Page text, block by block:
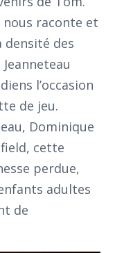
nous raconte et
densité des
l’occasion
de jeu.
Dominique
cette
perdue,
adultes
de